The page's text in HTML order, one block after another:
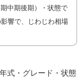
中期後期）・状態で
響で、じわじわ相場
式・グレード・状態